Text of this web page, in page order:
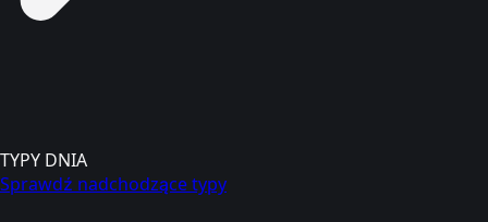
TYPY DNIA
Sprawdź nadchodzące typy